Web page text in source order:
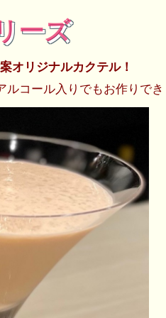
ーズ
オリジナルカクテル！
コール入りでもお作りで